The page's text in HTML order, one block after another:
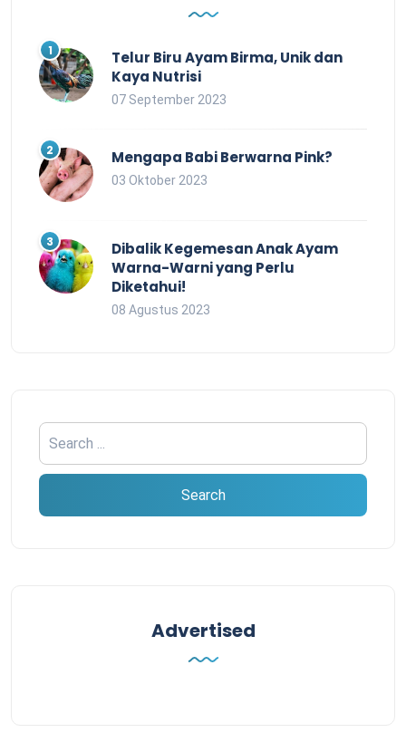
Telur Biru Ayam Birma, Unik dan
Kaya Nutrisi
07 September 2023
Mengapa Babi Berwarna Pink?
03 Oktober 2023
Dibalik Kegemesan Anak Ayam
Warna-Warni yang Perlu
Diketahui!
08 Agustus 2023
Advertised